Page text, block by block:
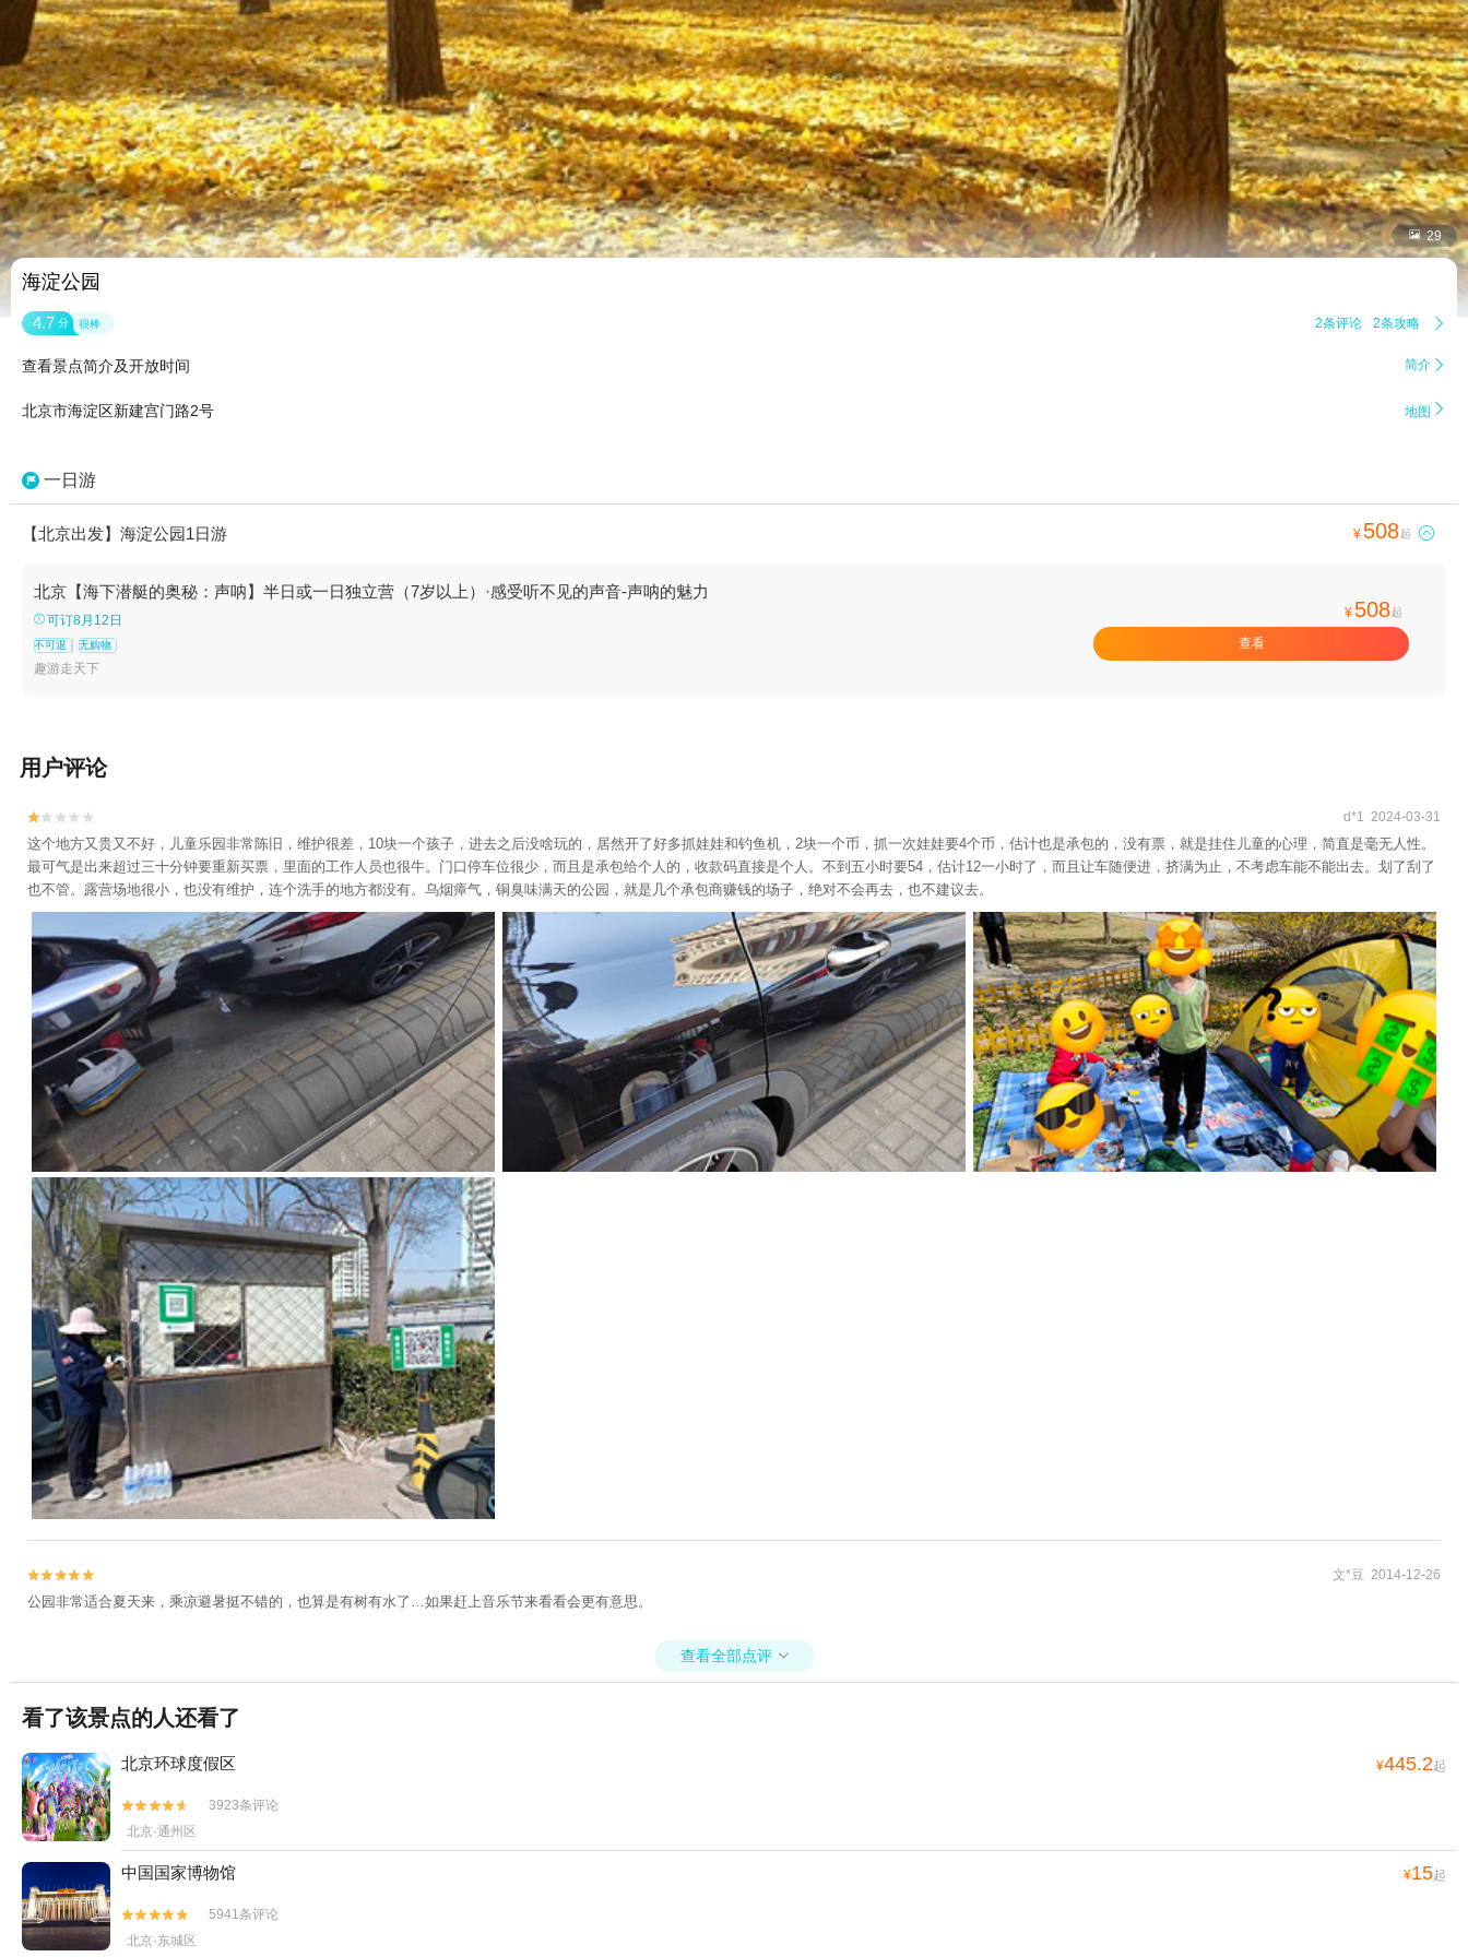
 29
海淀公园
4.7 分 很棒 2条评论 2条攻略 
查看景点简介及开放时间 简介 
北京市海淀区新建宫门路2号 地图 
一日游
【北京出发】海淀公园1日游 ¥ 508起 
北京【海下潜艇的奥秘：声呐】半日或一日独立营（7岁以上）·感受听不见的声音-声呐的魅力
可订8月12日
不可退 无购物
趣游走天下
¥ 508起
查看
用户评论

 d*1 2024-03-31
这个地方又贵又不好，儿童乐园非常陈旧，维护很差，10块一个孩子，进去之后没啥玩的，居然开了好多抓娃娃和钓鱼机，2块一个币，抓一次娃娃要4个币，估计也是承包的，没有票，就是挂住儿童的心理，简直是毫无人性。
最可气是出来超过三十分钟要重新买票，里面的工作人员也很牛。门口停车位很少，而且是承包给个人的，收款码直接是个人。不到五小时要54，估计12一小时了，而且让车随便进，挤满为止，不考虑车能不能出去。划了刮了
也不管。露营场地很小，也没有维护，连个洗手的地方都没有。乌烟瘴气，铜臭味满天的公园，就是几个承包商赚钱的场子，绝对不会再去，也不建议去。

 文*豆 2014-12-26
公园非常适合夏天来，乘凉避暑挺不错的，也算是有树有水了…如果赶上音乐节来看看会更有意思。
查看全部点评 
看了该景点的人还看了
北京环球度假区 ¥445.2起


3923条评论
北京·通州区
中国国家博物馆 ¥15起


5941条评论
北京·东城区